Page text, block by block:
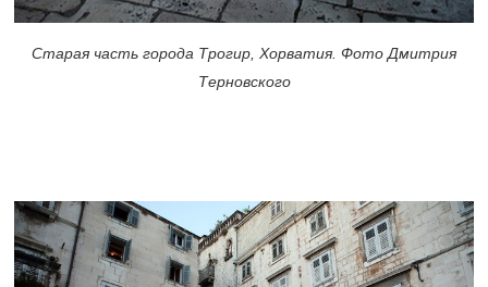
Старая часть города Трогир, Хорватия. Фото Дмитрия
Терновского